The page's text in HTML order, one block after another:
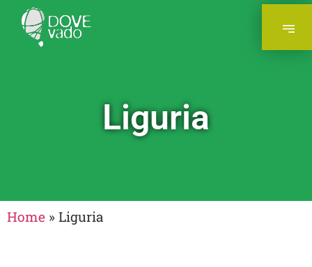
Liguria
Home » Liguria